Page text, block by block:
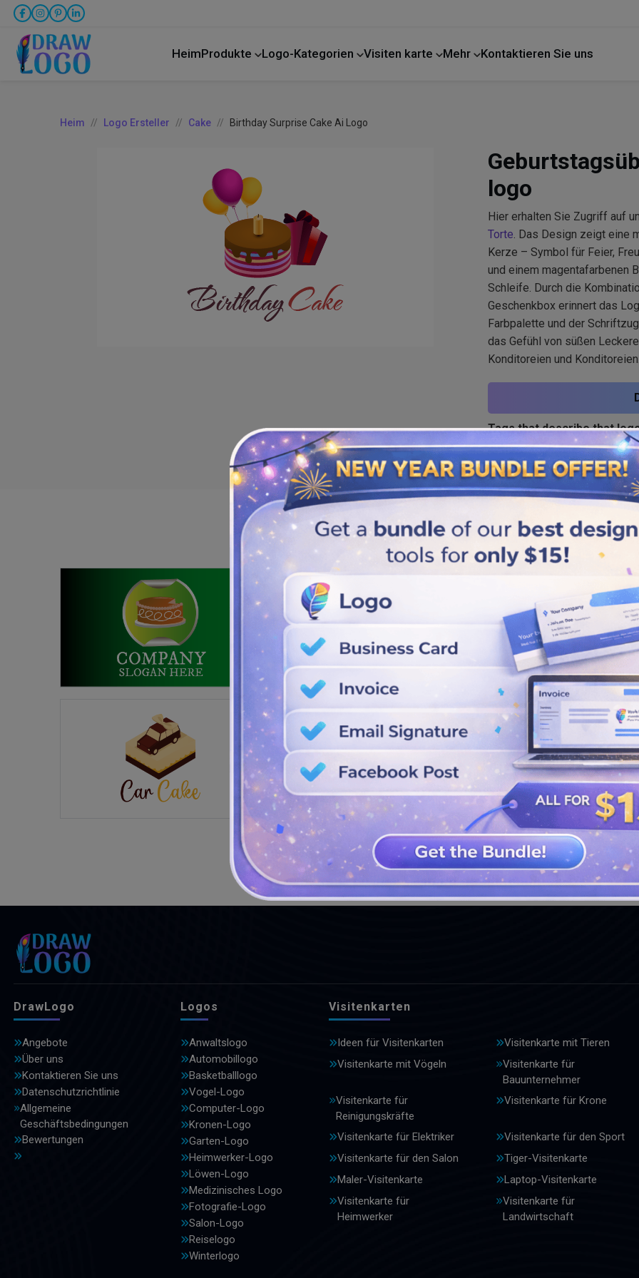
HeimProdukte Logo-Kategorien Visiten karte Mehr Kontaktieren Sie uns
Heim Logo Ersteller Cake Birthday Surprise Cake Ai Logo
logo
Hier erhalten Sie Zugriff auf
Torte. Das Design zeigt eine
Kerze – Symbol für Feier,
und einem magentafarbenen
Schleife. Durch die
Geschenkbox erinnert das
Farbpalette und der
das Gefühl von süßen
Konditoreien und
Tags that describe that
Bäckerei ,Kuchen ,Kerze
Similar logos
WEITERE DESIGNS ANSEHEN
DrawLogo
Angebote
Über uns
Kontaktieren Sie uns
Datenschutzrichtlinie
Allgemeine
Geschäftsbedingungen
Bewertungen
Logos
Anwaltslogo
Automobillogo
Basketballlogo
Vogel-Logo
Computer-Logo
Kronen-Logo
Garten-Logo
Heimwerker-Logo
Löwen-Logo
Medizinisches Logo
Fotografie-Logo
Salon-Logo
Reiselogo
Winterlogo
Visitenkarten
Ideen für Visitenkarten
Visitenkarte mit Tieren
Visitenkarte mit Vögeln
Visitenkarte für
Bauunternehmer
Visitenkarte für
Reinigungskräfte
Visitenkarte für Krone
Visitenkarte für Elektriker
Visitenkarte für den Sport
Visitenkarte für den Salon
Tiger-Visitenkarte
Maler-Visitenkarte
Laptop-Visitenkarte
Visitenkarte für
Heimwerker
Visitenkarte für
Landwirtschaft